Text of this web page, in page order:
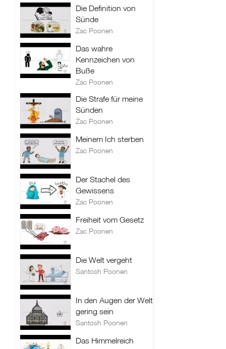
Die Definition von
Sünde
Zac Poonen
Das wahre
Kennzeichen von
Buße
Zac Poonen
Die Strafe für meine
Sünden
Zac Poonen
Meinem Ich sterben
Zac Poonen
Der Stachel des
Gewissens
Zac Poonen
Freiheit vom Gesetz
Zac Poonen
Die Welt vergeht
Santosh Poonen
In den Augen der Welt
gering sein
Santosh Poonen
Das Himmelreich